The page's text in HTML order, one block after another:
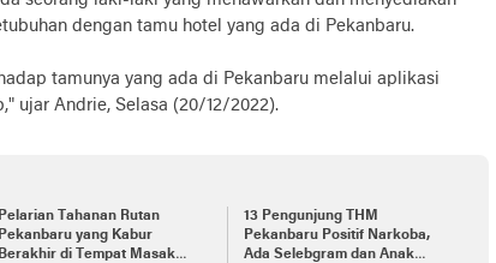
dengan tamu hotel yang ada di Pekanbaru.
tamunya yang ada di Pekanbaru melalui aplikasi
ujar Andrie, Selasa (20/12/2022).
Pelarian Tahanan Rutan
Pekanbaru yang Kabur
Berakhir di Tempat Masak
13 Pengunjung THM
Pekanbaru Positif Narkoba,
Ada Selebgram dan Anak